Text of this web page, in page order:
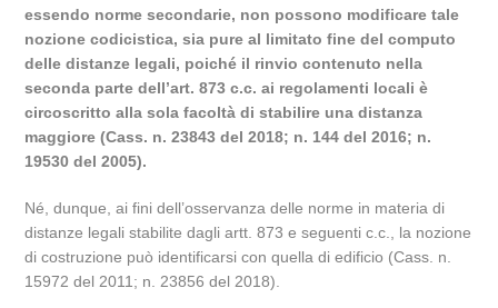
essendo norme secondarie, non possono modificare tale
nozione codicistica, sia pure al limitato fine del computo
delle distanze legali, poiché il rinvio contenuto nella
seconda parte dell’art. 873 c.c. ai regolamenti locali è
circoscritto alla sola facoltà di stabilire una distanza
maggiore (Cass. n. 23843 del 2018; n. 144 del 2016; n.
19530 del 2005).
Né, dunque, ai fini dell’osservanza delle norme in materia di
distanze legali stabilite dagli artt. 873 e seguenti c.c., la nozione
di costruzione può identificarsi con quella di edificio (Cass. n.
15972 del 2011; n. 23856 del 2018).